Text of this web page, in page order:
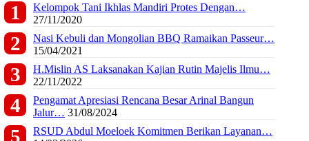
Kelompok Tani Ikhlas Mandiri Protes Dengan…
27/11/2020
Nasi Kebuli dan Mongolian BBQ Ramaikan Passeur…
15/04/2021
H.Mislin AS Laksanakan Kajian Rutin Majelis Ilmu…
22/11/2022
Pengamat Apresiasi Rencana Besar Arinal Bangun
Jalur… 31/08/2024
RSUD Abdul Moeloek Komitmen Berikan Layanan…